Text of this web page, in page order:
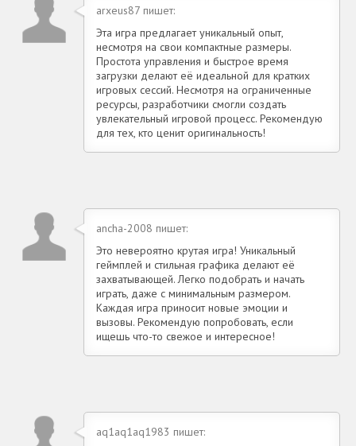
arxeus87 пишет:
Эта игра предлагает уникальный опыт,
несмотря на свои компактные размеры.
Простота управления и быстрое время
загрузки делают её идеальной для кратких
игровых сессий. Несмотря на ограниченные
ресурсы, разработчики смогли создать
увлекательный игровой процесс. Рекомендую
для тех, кто ценит оригинальность!
ancha-2008 пишет:
Это невероятно крутая игра! Уникальный
геймплей и стильная графика делают её
захватывающей. Легко подобрать и начать
играть, даже с минимальным размером.
Каждая игра приносит новые эмоции и
вызовы. Рекомендую попробовать, если
ищешь что-то свежое и интересное!
aq1aq1aq1983 пишет: